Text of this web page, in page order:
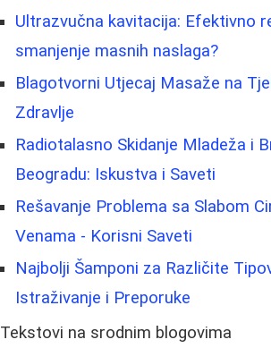
Ultrazvučna kavitacija: Efektivno
smanjenje masnih naslaga?
Blagotvorni Utjecaj Masaže na
Zdravlje
Radiotalasno Skidanje Mladeža i
Beogradu: Iskustva i Saveti
Rešavanje Problema sa Slabom
Venama - Korisni Saveti
Najbolji Šamponi za Različite
Istraživanje i Preporuke
Tekstovi na srodnim blogovima